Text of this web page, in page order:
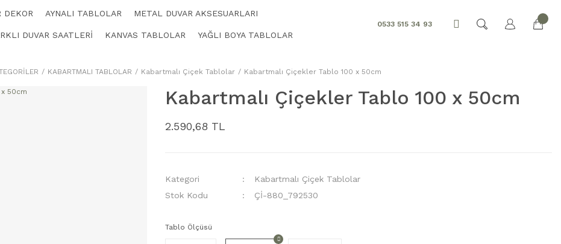
DEKOR AYNALI TABLOLAR METAL DUVAR AKSESUARLARI
DUVAR SAATLERİ KANVAS TABLOLAR YAĞLI BOYA TABLOLAR
0533 515 34 93
KABARTMALI TABLOLAR Kabartmalı Çiçek Tablolar Kabartmalı Çiçekler Tablo 100 x 50cm
Kabartmalı Çiçekler Tablo 100 x 50cm
2.590,68 TL
Kategori
Kabartmalı Çiçek Tablolar
Stok Kodu
Çİ-880_792530
Tablo Ölçüsü